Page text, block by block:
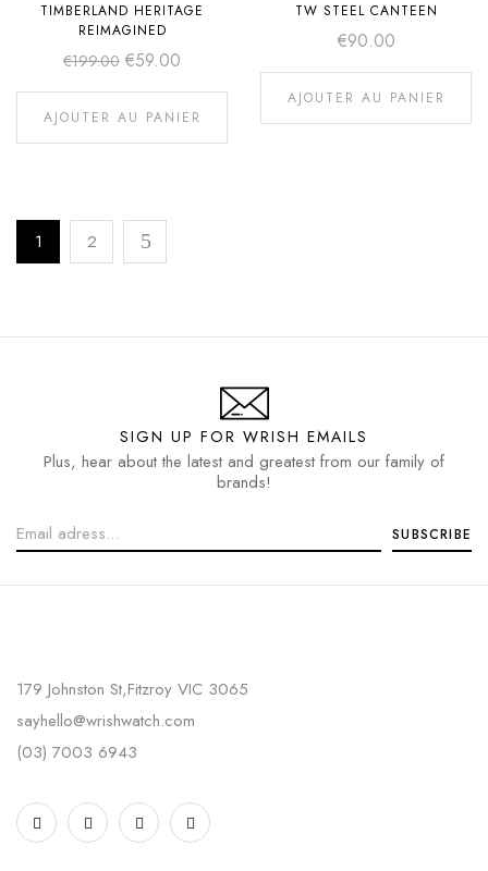
TIMBERLAND HERITAGE
REIMAGINED
€199.00 €59.00
AJOUTER AU PANIER
TW STEEL CANTEEN
€90.00
AJOUTER AU PANIER
1 2
SIGN UP FOR WRISH EMAILS
Plus, hear about the latest and greatest from our family of
brands!
179 Johnston St,Fitzroy VIC 3065
sayhello@wrishwatch.com
(03) 7003 6943